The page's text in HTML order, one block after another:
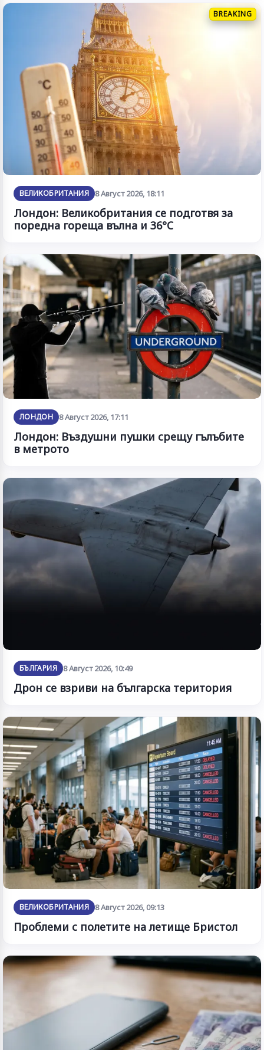
BREAKING
ВЕЛИКОБРИТАНИЯ 8 Август 2026, 18:11
Лондон: Великобритания се подготвя за
поредна гореща вълна и 36°C
ЛОНДОН 8 Август 2026, 17:11
Лондон: Въздушни пушки срещу гълъбите
в метрото
БЪЛГАРИЯ 8 Август 2026, 10:49
Дрон се взриви на българска територия
ВЕЛИКОБРИТАНИЯ 8 Август 2026, 09:13
Проблеми с полетите на летище Бристол